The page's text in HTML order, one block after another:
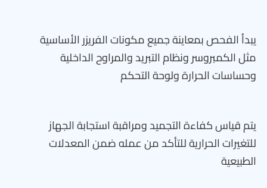
يبدأ الفحص بمعاينة جميع مكونات الفريزر الأساسية
مثل الكمبروسر ونظام التبريد والمراوح الداخلية
وحساسات الحرارة ولوحة التحكم
يتم قياس كفاءة التجميد ومراقبة استجابة الجهاز
للتغيرات الحرارية للتأكد من عمله ضمن المعدلات
الطبيعية